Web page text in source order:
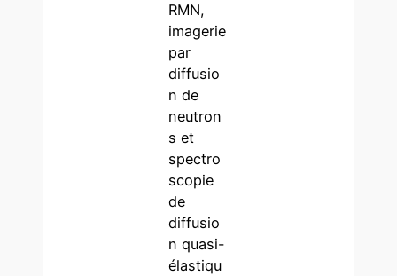
RMN,
imagerie
par
diffusio
n de
neutron
s et
spectro
scopie
de
diffusio
n quasi-
élastiqu